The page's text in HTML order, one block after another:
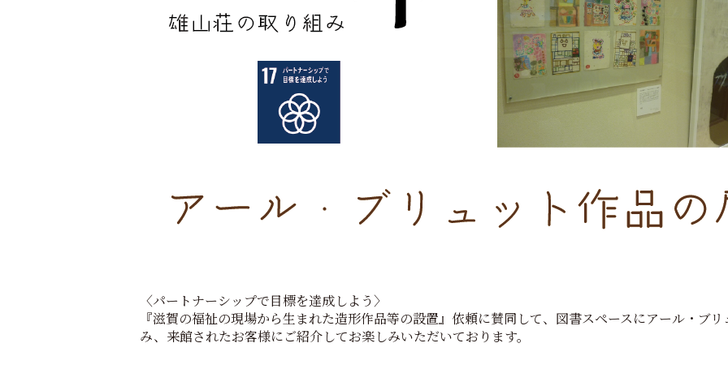
〈パートナーシップで目標を達成しよう〉
『滋賀の福祉の現場から生まれた造形作品等の設置』依頼に賛同して、図書スペースにアール・ブ
み、来館されたお客様にご紹介してお楽しみいただいております。